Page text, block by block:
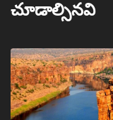
చూడాల్సినవి